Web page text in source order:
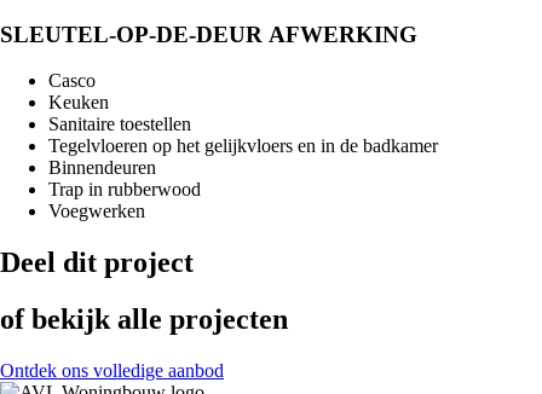
SLEUTEL-OP-DE-DEUR AFWERKING
Casco
Keuken
Sanitaire toestellen
Tegelvloeren op het gelijkvloers en in de badkamer
Binnendeuren
Trap in rubberwood
Voegwerken
Deel dit project
of bekijk alle projecten
Ontdek ons volledige aanbod